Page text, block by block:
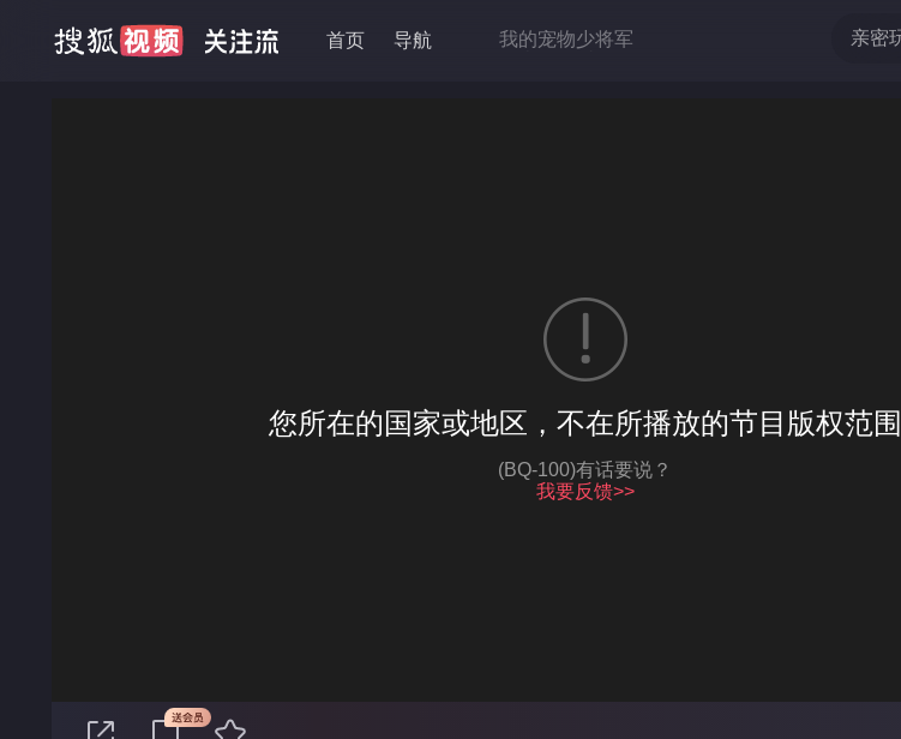
首页 导航
我的宠物少将军
您所在的国家或地区，不在所播放的节目版权范围
(BQ-100)有话要说？
我要反馈>>
亮度